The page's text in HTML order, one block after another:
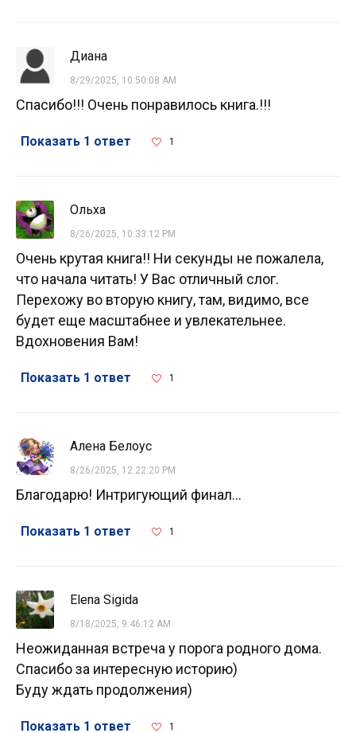
Диана
8/29/2025, 10:50:08 AM
Спасибо!!! Очень понравилось книга.!!!
Показать 1 ответ 1
Ольха
8/26/2025, 10:33:12 PM
Очень крутая книга!! Ни секунды не пожалела,
что начала читать! У Вас отличный слог.
Перехожу во вторую книгу, там, видимо, все
будет еще масштабнее и увлекательнее.
Вдохновения Вам!
Показать 1 ответ 1
Алена Белоус
8/26/2025, 12:22:20 PM
Благодарю! Интригующий финал...
Показать 1 ответ 1
Elena Sigida
8/18/2025, 9:46:12 AM
Неожиданная встреча у порога родного дома.
Спасибо за интересную историю)
Буду ждать продолжения)
Показать 1 ответ 1